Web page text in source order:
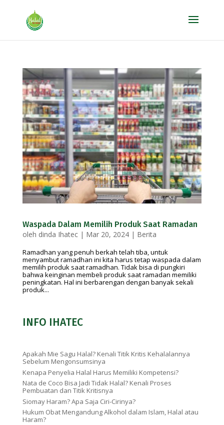
Waspada Dalam Memilih Produk Saat Ramadan
oleh dinda Ihatec| Mar 20, 2024| Berita
Ramadhan yang penuh berkah telah tiba, untuk
menyambut ramadhan ini kita harus tetap waspada dalam
memilih produk saat ramadhan. Tidak bisa di pungkiri
bahwa keinginan membeli produk saat ramadan memiliki
peningkatan. Hal ini berbarengan dengan banyak sekali
produk...
INFO IHATEC
Apakah Mie Sagu Halal? Kenali Titik Kritis Kehalalannya
Sebelum Mengonsumsinya
Kenapa Penyelia Halal Harus Memiliki Kompetensi?
Nata de Coco Bisa Jadi Tidak Halal? Kenali Proses
Pembuatan dan Titik Kritisnya
Siomay Haram? Apa Saja Ciri-Cirinya?
Hukum Obat Mengandung Alkohol dalam Islam, Halal atau
Haram?